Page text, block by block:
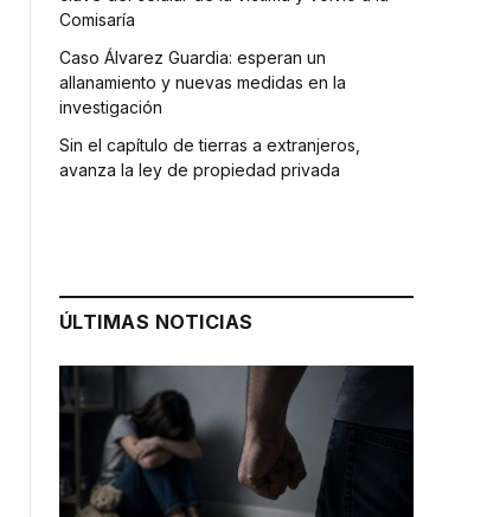
Comisaría
Caso Álvarez Guardia: esperan un
allanamiento y nuevas medidas en la
investigación
Sin el capítulo de tierras a extranjeros,
avanza la ley de propiedad privada
ÚLTIMAS NOTICIAS